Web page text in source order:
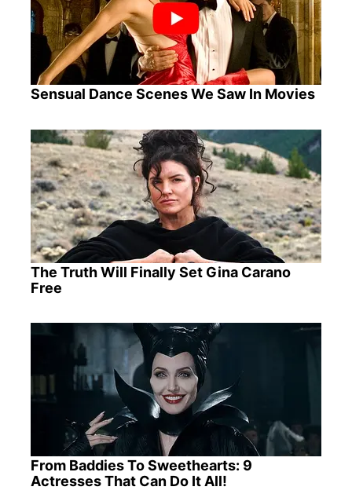
Sensual Dance Scenes We Saw In Movies
The Truth Will Finally Set Gina Carano
Free
From Baddies To Sweethearts: 9
Actresses That Can Do It All!